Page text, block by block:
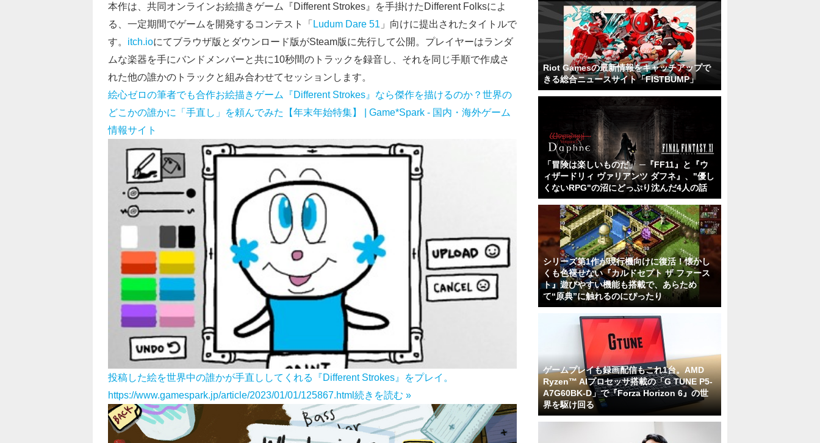
本作は、共同オンラインお絵描きゲーム『Different Strokes』を手掛けたDifferent Folksによ
る、一定期間でゲームを開発するコンテスト「Ludum Dare 51 」向けに提出されたタイトルで
す。 itch.ioにてブラウザ版とダウンロード版がSteam版に先行して公開。プレイヤーはランダ
ムな楽器を手にバンドメンバーと共に10秒間のトラックを録音し、それを同じ手順で作成さ
れた他の誰かのトラックと組み合わせてセッションします。
絵心ゼロの筆者でも合作お絵描きゲーム『Different Strokes』なら傑作を描けるのか？世界の
どこかの誰かに「手直し」を頼んでみた【年末年始特集】 | Game*Spark - 国内・海外ゲーム
情報サイト
投稿した絵を世界中の誰かが手直ししてくれる『Different Strokes』をプレイ。
https://www.gamespark.jp/article/2023/01/01/125867.html続きを読む »
Riot Gamesの最新情報をキャッチアップで
きる総合ニュースサイト「FISTBUMP」
「冒険は楽しいものだ」 ─『FF11』と『ウ
ィザードリィ ヴァリアンツ ダフネ』、"優し
くないRPG"の沼にどっぷり沈んだ4人の話
シリーズ第1作が現行機向けに復活！懐かし
くも色褪せない『カルドセプト ザ ファース
ト』遊びやすい機能も搭載で、あらため
て“原典”に触れるのにぴったり
ゲームプレイも録画配信もこれ1台。AMD
Ryzen™ AIプロセッサ搭載の「G TUNE P5-
A7G60BK-D」で『Forza Horizon 6』の世
界を駆け回る